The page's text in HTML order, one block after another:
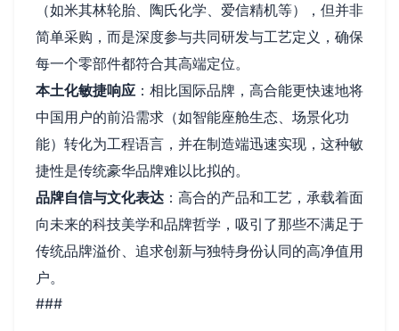
（如米其林轮胎、陶氏化学、爱信精机等），但并非
简单采购，而是深度参与共同研发与工艺定义，确保
每一个零部件都符合其高端定位。
本土化敏捷响应 ：相比国际品牌，高合能更快速地将
中国用户的前沿需求（如智能座舱生态、场景化功
能）转化为工程语言，并在制造端迅速实现，这种敏
捷性是传统豪华品牌难以比拟的。
品牌自信与文化表达 ：高合的产品和工艺，承载着面
向未来的科技美学和品牌哲学，吸引了那些不满足于
传统品牌溢价、追求创新与独特身份认同的高净值用
户。
###